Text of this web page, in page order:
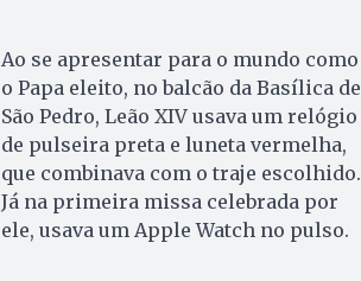
Ao se apresentar para o mundo como
o Papa eleito, no balcão da Basílica de
São Pedro, Leão XIV usava um relógio
de pulseira preta e luneta vermelha,
que combinava com o traje escolhido.
Já na primeira missa celebrada por
ele, usava um Apple Watch no pulso.